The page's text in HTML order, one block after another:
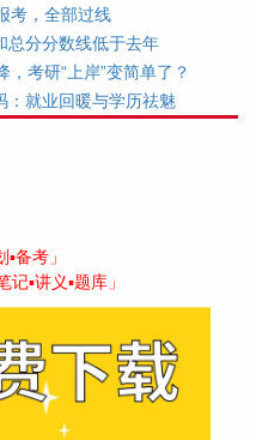
考，全部过线
总分分数线低于去年
考研“上岸”变简单了？
：就业回暖与学历祛魅
备考」
▪讲义▪题库」